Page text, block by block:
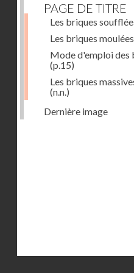
PAGE DE TITRE
Les briques
Les briques
Mode d'emploi des
(p.15)
Les briques
(n.n.)
Dernière image